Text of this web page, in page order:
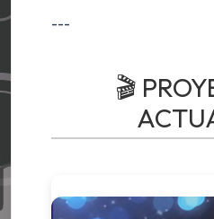
---
🎬